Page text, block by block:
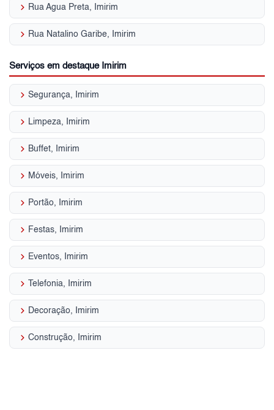
keyboard_arrow_right Rua Agua Preta, Imirim
keyboard_arrow_right Rua Natalino Garibe, Imirim
Serviços em destaque Imirim
keyboard_arrow_right Segurança, Imirim
keyboard_arrow_right Limpeza, Imirim
keyboard_arrow_right Buffet, Imirim
keyboard_arrow_right Móveis, Imirim
keyboard_arrow_right Portão, Imirim
keyboard_arrow_right Festas, Imirim
keyboard_arrow_right Eventos, Imirim
keyboard_arrow_right Telefonia, Imirim
keyboard_arrow_right Decoração, Imirim
keyboard_arrow_right Construção, Imirim